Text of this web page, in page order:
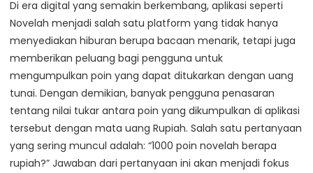
Di era digital yang semakin berkembang, aplikasi seperti
Novelah menjadi salah satu platform yang tidak hanya
menyediakan hiburan berupa bacaan menarik, tetapi juga
memberikan peluang bagi pengguna untuk
mengumpulkan poin yang dapat ditukarkan dengan uang
tunai. Dengan demikian, banyak pengguna penasaran
tentang nilai tukar antara poin yang dikumpulkan di aplikasi
tersebut dengan mata uang Rupiah. Salah satu pertanyaan
yang sering muncul adalah: “1000 poin novelah berapa
rupiah?” Jawaban dari pertanyaan ini akan menjadi fokus